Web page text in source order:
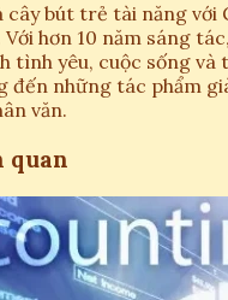
cây bút trẻ tài năng với
hơn 10 năm sáng
tình yêu, cuộc sống
đến những tác phẩm
văn.
quan